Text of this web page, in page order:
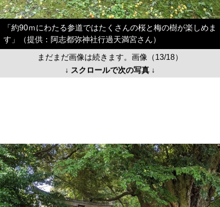
「約90ｍにわたる参道ではたくさんの桜と梅の樹が楽しめま
す」（提供：阿志都弥神社行過天満宮さん）
まだまだ画像は続きます。画像（13/18）
↓ スクロールで次の写真 ↓